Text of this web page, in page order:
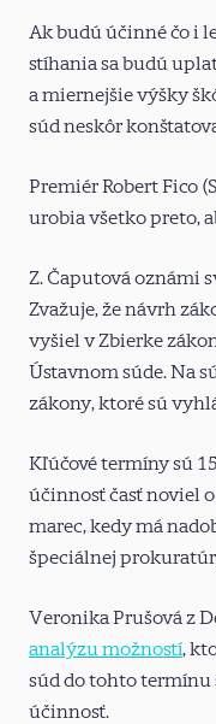
Ak budú účinné čo i
stíhania sa budú
a miernejšie výšky
súd neskôr
Premiér Robert Fico
urobia všetko preto,
Z. Čaputová oznámi
Zvažuje, že návrh
vyšiel v Zbierke
Ústavnom súde. Na
zákony, ktoré sú
Kľúčové termíny sú
účinnosť časť noviel
marec, kedy má
špeciálnej
Veronika Prušová z
analýzu možností,
súd do tohto
účinnosť.